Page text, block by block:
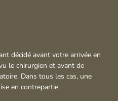
décidé avant votre arrivée en
le chirurgien et avant de
Dans tous les cas, une
en contrepartie.